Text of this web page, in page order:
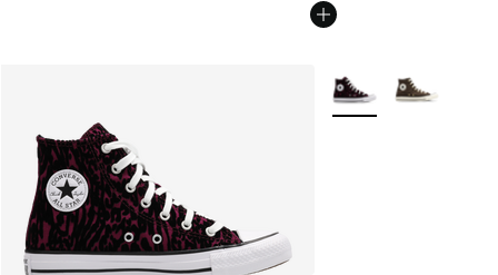
Weitere Farben